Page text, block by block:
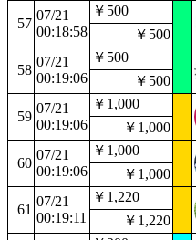
57
07/21
00:18:58
￥500
￥500
58
07/21
00:19:06
￥500
￥500
59
07/21
00:19:06
￥1,000
￥1,000
60
07/21
00:19:06
￥1,000
￥1,000
61
07/21
00:19:11
￥1,220
￥1,220